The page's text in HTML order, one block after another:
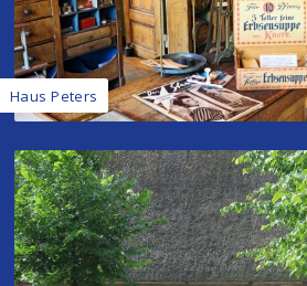
Haus Peters